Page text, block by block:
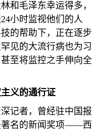
和毛泽东幸运得多，
24小时监视他们的人
的帮助下，正在逐步
见的大流行病也为习
至将监控之手伸向全
义的通行证
记者，曾经驻中国报
著名的新闻奖项——西